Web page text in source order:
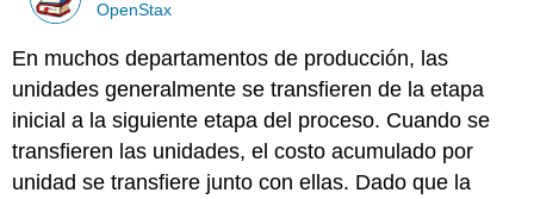
OpenStax
En muchos departamentos de producción, las
unidades generalmente se transfieren de la etapa
inicial a la siguiente etapa del proceso. Cuando se
transfieren las unidades, el costo acumulado por
unidad se transfiere junto con ellas. Dado que la